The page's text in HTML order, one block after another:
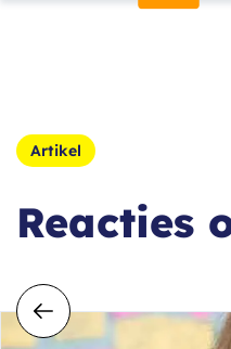
Artikel
Reacties